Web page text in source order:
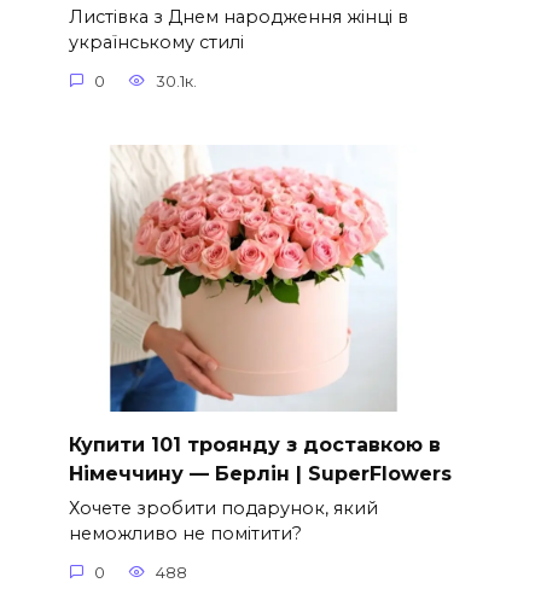
Листівка з Днем народження жінці в
українському стилі
0 30.1к.
Купити 101 троянду з доставкою в
Німеччину — Берлін | SuperFlowers
Хочете зробити подарунок, який
неможливо не помітити?
0 488